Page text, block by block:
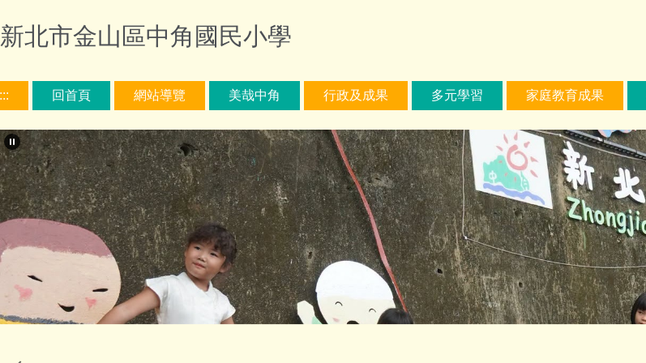
到
主
內
容
區
新北市金山區中角國民小學
::: 回首頁 網站導覽 美哉中角 行政及成果 多元學習 家庭教育成果